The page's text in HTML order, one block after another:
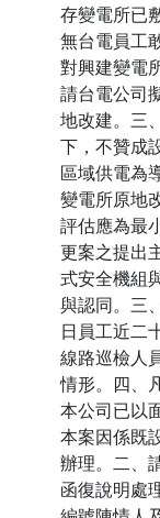
存變電所已
無台電員工
對興建變電
請台電公司
地改建。三
下，不贊成
區域供電為
變電所原地
評估應為最
更案之提出
式安全機組
與認同。三
日員工近二
線路巡檢人
情形。四、
本公司已以
本案因係既
辦理。二、
函復說明處